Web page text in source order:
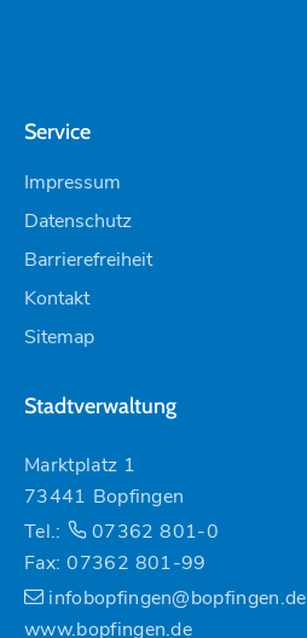
Service
Impressum
Datenschutz
Barrierefreiheit
Kontakt
Sitemap
Stadtverwaltung
Marktplatz 1
73441 Bopfingen
Tel.:
07362 801-0
Fax: 07362 801-99
infobopfingen@bopfingen.de
www.bopfingen.de